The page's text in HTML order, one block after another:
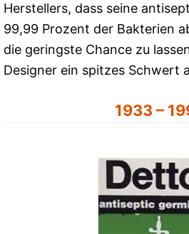
Herstellers, dass seine
99,99 Prozent der Bakterien
die geringste Chance zu
Designer ein spitzes Schwert
1933 –